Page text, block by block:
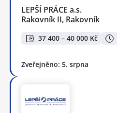
LEPŠÍ PRÁCE a.s.
Rakovník II, Rakovník
37 400 – 40 000 Kč
Zveřejněno: 5. srpna